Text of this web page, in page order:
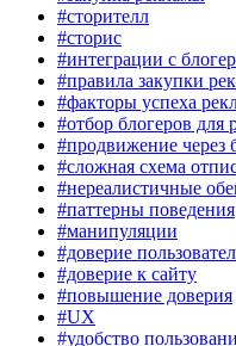
#сторителл
#сторис
#интеграции с
#правила закупки
#факторы успеха
#отбор блогеров для
#продвижение через
#сложная схема
#нереалистичные
#паттерны поведения
#манипуляции
#доверие
#доверие к сайту
#повышение доверия
#UX
#удобство